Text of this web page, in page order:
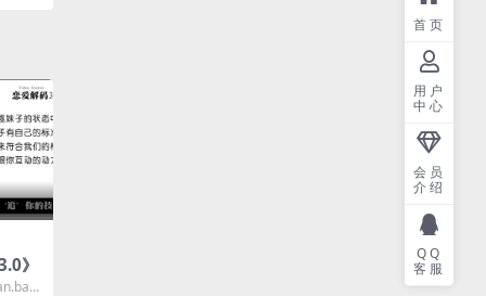
》
首页
用户
中心
会员
介绍
QQ
客服